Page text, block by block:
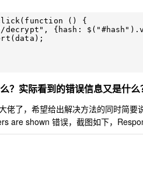
() {
？实际看到的错误信息又是什么
佬了，希望给出解决方法的同时简
are shown 错误，截图如下，